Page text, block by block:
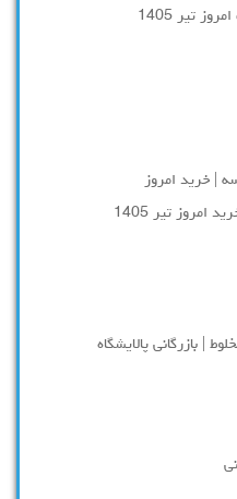
تیر 1405
تیر 1405
| بازرگانی پالایشگاه